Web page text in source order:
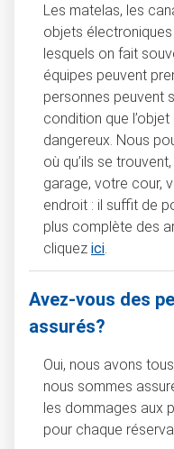
Les matelas, les
objets
lesquels on fait
équipes peuvent
personnes peuvent
condition que
dangereux. Nous
où qu’ils se
garage, votre cour,
endroit : il suffit de
plus complète des
cliquez ici.
Avez-vous des
assurés?
Oui, nous avons
nous sommes
les dommages aux
pour chaque